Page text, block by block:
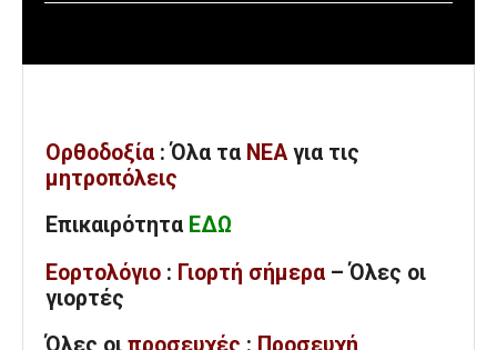
Ορθοδοξία : Όλα τα ΝΕΑ για τις
μητροπόλεις
Επικαιρότητα ΕΔΩ
Εορτολόγιο : Γιορτή σήμερα – Όλες οι
γιορτές